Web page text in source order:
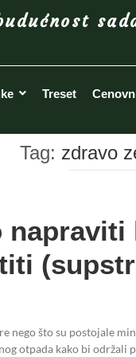
Treset
Tag: zdravo
napraviti
nego što su postojale
otpada kako bi održali